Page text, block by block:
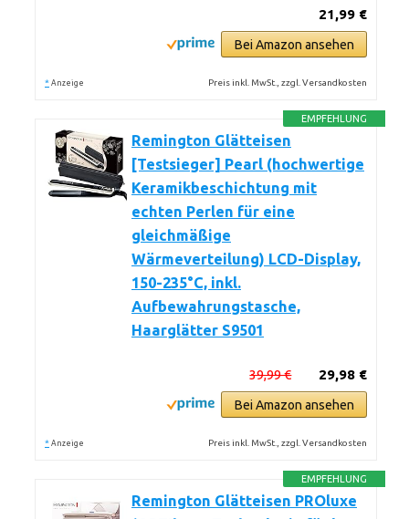
21,99 €
Bei Amazon ansehen
* Anzeige Preis inkl. MwSt., zzgl. Versandkosten
EMPFEHLUNG
Remington Glätteisen
[Testsieger] Pearl (hochwertige
Keramikbeschichtung mit
echten Perlen für eine
gleichmäßige
Wärmeverteilung) LCD-Display,
150-235°C, inkl.
Aufbewahrungstasche,
Haarglätter S9501
29,98 €
39,99 €
Bei Amazon ansehen
* Anzeige Preis inkl. MwSt., zzgl. Versandkosten
EMPFEHLUNG
Remington Glätteisen PROluxe